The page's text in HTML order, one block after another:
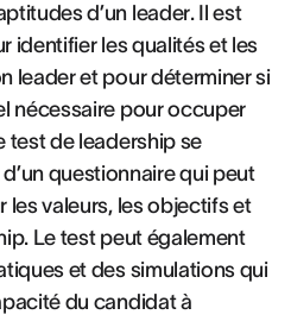
d’un leader. Il est
identifier les qualités et les
leader et pour déterminer si
nécessaire pour occuper
test de leadership se
questionnaire qui peut
les valeurs, les objectifs et
Le test peut également
et des simulations qui
du candidat à